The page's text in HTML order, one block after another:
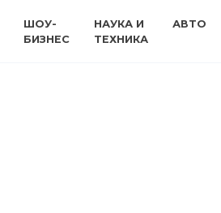
ШОУ-
БИЗНЕС
НАУКА И
ТЕХНИКА
АВТО